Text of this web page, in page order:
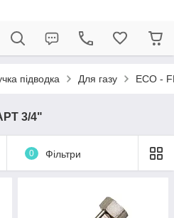
підводка Для газу ECO -
3/4"
0 Фільтри